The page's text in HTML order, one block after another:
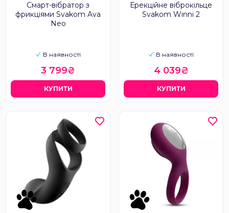
Смарт-вібратор з
фрикціями Svakom Ava
Neo
В наявності
3 799₴
КУПИТИ
Ерекційне віброкільце
Svakom Winni 2
В наявності
4 039₴
КУПИТИ